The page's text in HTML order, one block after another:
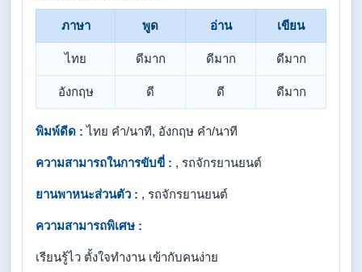
ภาษา พูด อ่าน เขียน
ไทย ดีมาก ดีมาก ดีมาก
อังกฤษ ดี ดี ดีมาก
พิมพ์ดีด : ไทย คำ/นาที, อังกฤษ คำ/นาที
ความสามารถในการขับขี่ : , รถจักรยานยนต์
ยานพาหนะส่วนตัว : , รถจักรยานยนต์
ความสามารถพิเศษ :
เรียนรู้ไว ตั้งใจทำงาน เข้ากับคนง่าย